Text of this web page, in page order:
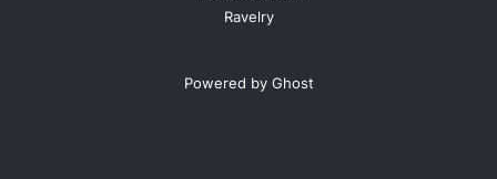
Ravelry
Powered by Ghost